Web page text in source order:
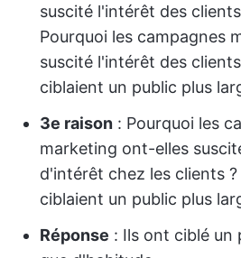
suscité l'intérêt des
Pourquoi les campagnes
suscité l'intérêt des
ciblaient un public plus
3e raison : Pourquoi les
marketing ont-elles
d'intérêt chez les clients ?
ciblaient un public plus
Réponse : Ils ont ciblé un